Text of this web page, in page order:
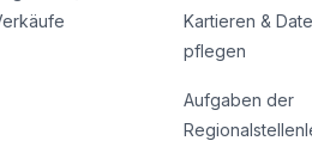
Kartieren &
pflegen
Aufgaben der